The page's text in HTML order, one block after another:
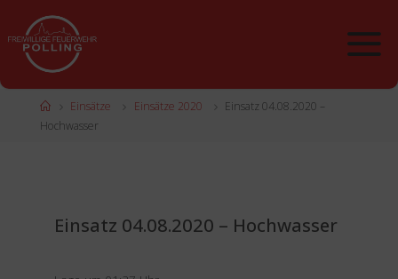
Inhalt
springen
StartEinsätze Einsätze 2020
Einsatz 04.08.2020 –
Hochwasser
Einsatz 04.08.2020 – Hochwasser